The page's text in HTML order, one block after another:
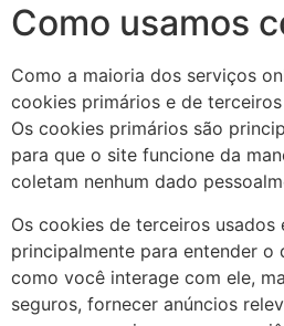
Como usamos
Como a maioria dos serviços
cookies primários e de
Os cookies primários são
para que o site funcione da
coletam nenhum dado
Os cookies de terceiros usados
principalmente para entender o
como você interage com ele,
seguros, fornecer anúncios